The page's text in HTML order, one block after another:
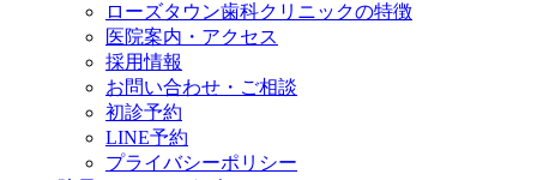
ローズタウン歯科クリニックの特徴
医院案内・アクセス
採用情報
お問い合わせ・ご相談
初診予約
LINE予約
プライバシーポリシー